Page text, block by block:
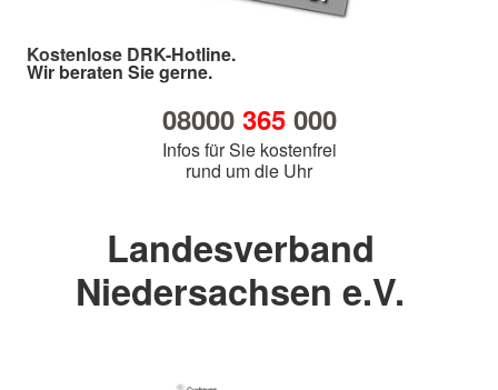
Kostenlose DRK-Hotline.
Wir beraten Sie gerne.
08000 365000
Infos für Sie kostenfrei
rund um die Uhr
Landesverband
Niedersachsen e.V.